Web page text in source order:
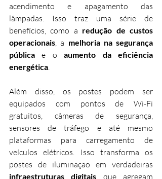
acendimento e apagamento das
lâmpadas. Isso traz uma série de
benefícios, como a redução de custos
operacionais , a melhoria na segurança
pública e o aumento da eficiência
energética
Além disso, os postes podem ser
equipados com pontos de Wi-Fi
gratuitos, câmeras de segurança,
sensores de tráfego e até mesmo
plataformas para carregamento de
veículos elétricos. Isso transforma os
infraestruturas digitais que agregam